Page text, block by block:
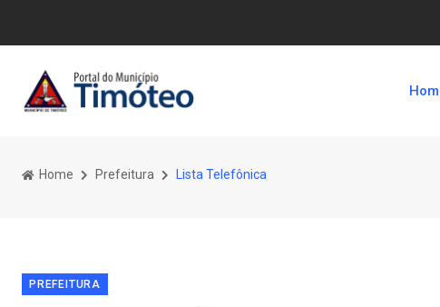
Home Prefeitura Lista Telefônica
PREFEITURA